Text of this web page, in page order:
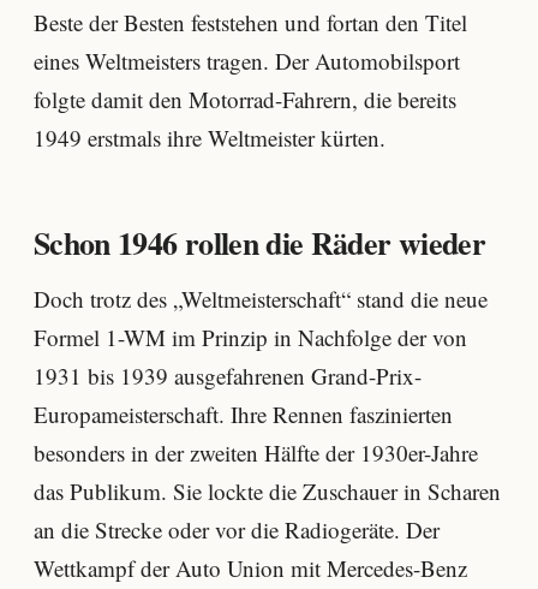
Beste der Besten feststehen und fortan den Titel
eines Weltmeisters tragen. Der Automobilsport
folgte damit den Motorrad-Fahrern, die bereits
1949 erstmals ihre Weltmeister kürten.
Schon 1946 rollen die Räder wieder
Doch trotz des „Weltmeisterschaft“ stand die neue
Formel 1-WM im Prinzip in Nachfolge der von
1931 bis 1939 ausgefahrenen Grand-Prix-
Europameisterschaft. Ihre Rennen faszinierten
besonders in der zweiten Hälfte der 1930er-Jahre
das Publikum. Sie lockte die Zuschauer in Scharen
an die Strecke oder vor die Radiogeräte. Der
Wettkampf der Auto Union mit Mercedes-Benz